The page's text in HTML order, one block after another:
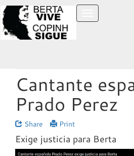
navigation
Cantante
Prado Perez
Share Print
Exige justicia para Berta